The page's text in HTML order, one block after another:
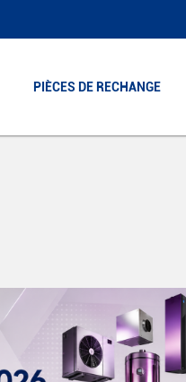
PIÈCES DE RECHANGE
PIÈCES DE RECHANGE